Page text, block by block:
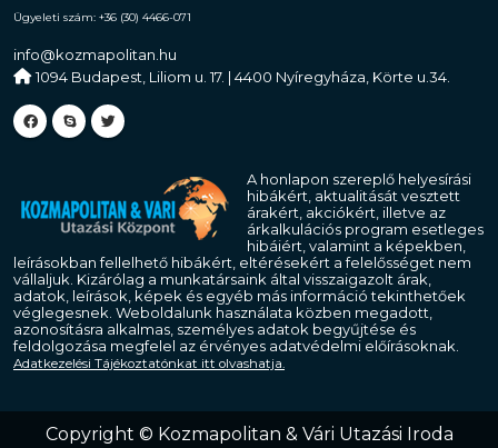
Ügyeleti szám: +36 (30) 4466-071
info@kozmapolitan.hu
1094 Budapest, Liliom u. 17. | 4400 Nyíregyháza, Körte u.34.
A honlapon szereplő helyesírási
hibákért, aktualitását vesztett
árakért, akciókért, illetve az
árkalkulációs program esetleges
hibáiért, valamint a képekben,
leírásokban fellelhető hibákért, eltérésekért a felelősséget nem
vállaljuk. Kizárólag a munkatársaink által visszaigazolt árak,
adatok, leírások, képek és egyéb más információ tekinthetőek
véglegesnek. Weboldalunk használata közben megadott,
azonosításra alkalmas, személyes adatok begyűjtése és
feldolgozása megfelel az érvényes adatvédelmi előírásoknak.
Adatkezelési Tájékoztatónkat itt olvashatja.
Copyright
Copyright © Kozmapolitan & Vári Utazási Iroda